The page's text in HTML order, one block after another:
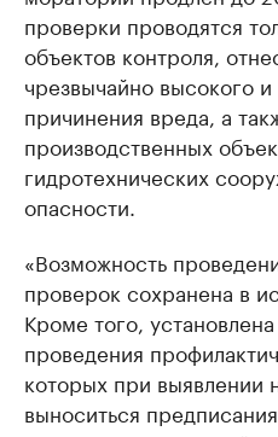
проверки проводятся
объектов контроля,
чрезвычайно высокого
причинения вреда, а
производственных
гидротехнических
опасности.
«Возможность
проверок сохранена в
Кроме того,
проведения
которых при выявлении
выноситься